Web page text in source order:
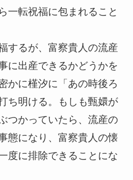
一転祝福に包まれること
するが、富察貴人の流産
に出産できるかどうかを
かに槿汐に「あの時後ろ
ち明ける。もしも甄嬛が
つかっていたら、流産の
態になり、富察貴人の懐
度に排除できることにな